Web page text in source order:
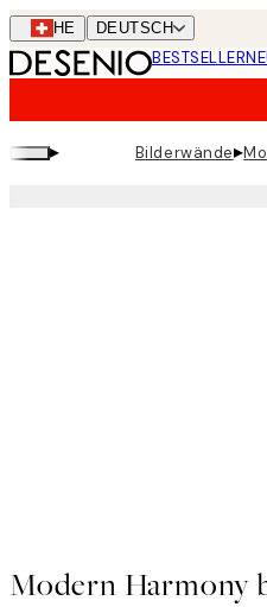
Skip
to
main
CHE DEUTSCH
BESTSELLER
▸ Bilderwände▸
Modern Harmony